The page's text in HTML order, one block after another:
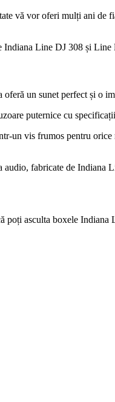
vă vor oferi mulți ani
Line DJ 308 și Line
un sunet perfect și o
puternice cu
un vis frumos pentru
fabricate de
poți asculta boxele